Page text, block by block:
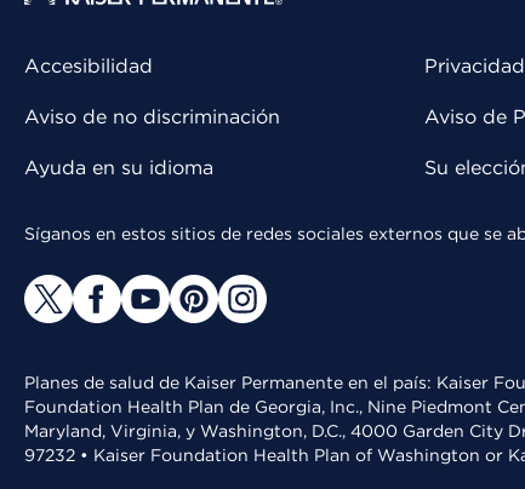
Accesibilidad
Aviso de no discriminación
Ayuda en su idioma
Aviso de
Su
Síganos en estos sitios de redes sociales externos que se
Planes de salud de Kaiser Permanente en el país: Kaiser
Foundation Health Plan de Georgia, Inc., Nine Piedmont
Maryland, Virginia, y Washington, D.C., 4000 Garden City
97232 • Kaiser Foundation Health Plan of Washington or